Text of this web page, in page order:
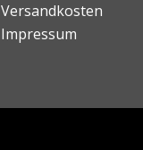
Versandkosten
Impressum